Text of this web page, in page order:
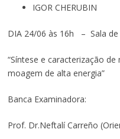
IGOR CHERUBIN
DIA 24/06 às 16h – Sala de
“Síntese e caracterização
moagem de alta energia”
Banca Examinadora:
Prof. Dr.Neftalí Carreño